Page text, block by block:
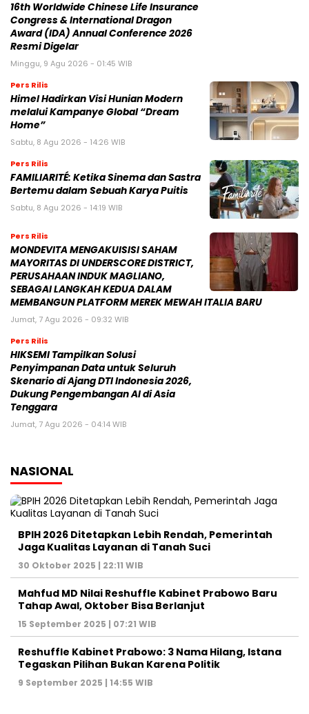
16th Worldwide Chinese Life Insurance
Congress & International Dragon
Award (IDA) Annual Conference 2026
Resmi Digelar
Minggu, 9 Agu 2026 - 01:45 WIB
Pers Rilis
Himel Hadirkan Visi Hunian Modern
melalui Kampanye Global “Dream
Home”
Sabtu, 8 Agu 2026 - 14:26 WIB
Pers Rilis
FAMILIARITÉ: Ketika Sinema dan Sastra
Bertemu dalam Sebuah Karya Puitis
Sabtu, 8 Agu 2026 - 14:19 WIB
Pers Rilis
MONDEVITA MENGAKUISISI SAHAM
MAYORITAS DI UNDERSCORE DISTRICT,
PERUSAHAAN INDUK MAGLIANO,
SEBAGAI LANGKAH KEDUA DALAM
MEMBANGUN PLATFORM MEREK MEWAH ITALIA BARU
Jumat, 7 Agu 2026 - 09:32 WIB
Pers Rilis
HIKSEMI Tampilkan Solusi
Penyimpanan Data untuk Seluruh
Skenario di Ajang DTI Indonesia 2026,
Dukung Pengembangan AI di Asia
Tenggara
Jumat, 7 Agu 2026 - 04:14 WIB
NASIONAL
BPIH 2026 Ditetapkan Lebih Rendah, Pemerintah
Jaga Kualitas Layanan di Tanah Suci
30 Oktober 2025 | 22:11 WIB
Mahfud MD Nilai Reshuffle Kabinet Prabowo Baru
Tahap Awal, Oktober Bisa Berlanjut
15 September 2025 | 07:21 WIB
Reshuffle Kabinet Prabowo: 3 Nama Hilang, Istana
Tegaskan Pilihan Bukan Karena Politik
9 September 2025 | 14:55 WIB